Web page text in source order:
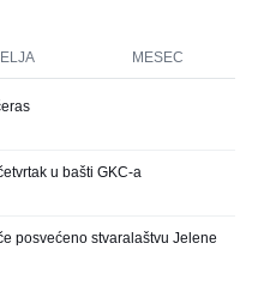
MESEC
u bašti GKC-a
posvećeno stvaralaštvu Jelene